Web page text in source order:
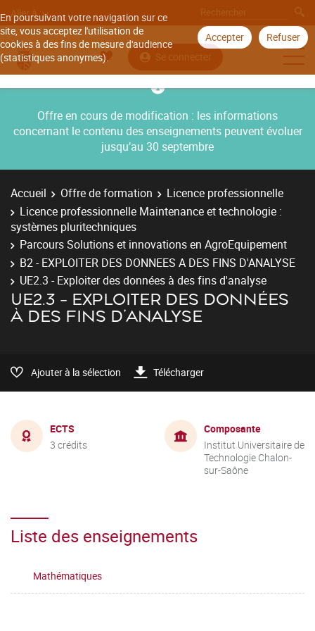
En poursuivant votre navigation sur ce
site, vous acceptez l'utilisation de
cookies à des fins de mesure d'audience
(statistiques anonymes).
Accepter Refuser
Aller à
Se connecter
Offre en cours de modification : les informations
concernant le contenu des enseignements peuvent évoluer
jusqu’au 30 septembre
Accueil Offre de formation
Licence professionnelle
Licence professionnelle Maintenance et technologie :
systèmes pluritechniques
Parcours Solutions et innovations en AgroEquipement
B2 - EXPLOITER DES DONNEES A DES FINS D'ANALYSE
UE2.3 - Exploiter des données à des fins d'analyse
UE2.3 - EXPLOITER DES DONNÉES
À DES FINS D'ANALYSE
Ajouter à la sélection Télécharger
ECTS
3 crédits
Composante
Institut Universitaire de
Technologie Chalon-
sur-Saône
Liste des enseignements
Mathématiques